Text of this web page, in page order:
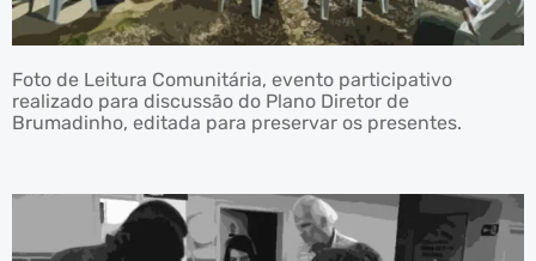
Foto de Leitura Comunitária, evento participativo
realizado para discussão do Plano Diretor de
Brumadinho, editada para preservar os presentes.